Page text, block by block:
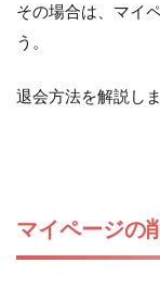
その場合は、マイ
う。
退会方法を解説し
マイページの